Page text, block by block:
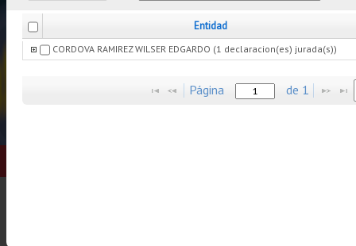
Entidad
CORDOVA RAMIREZ WILSER EDGARDO (1 declaracion(es) jurada(s))
Página de 1